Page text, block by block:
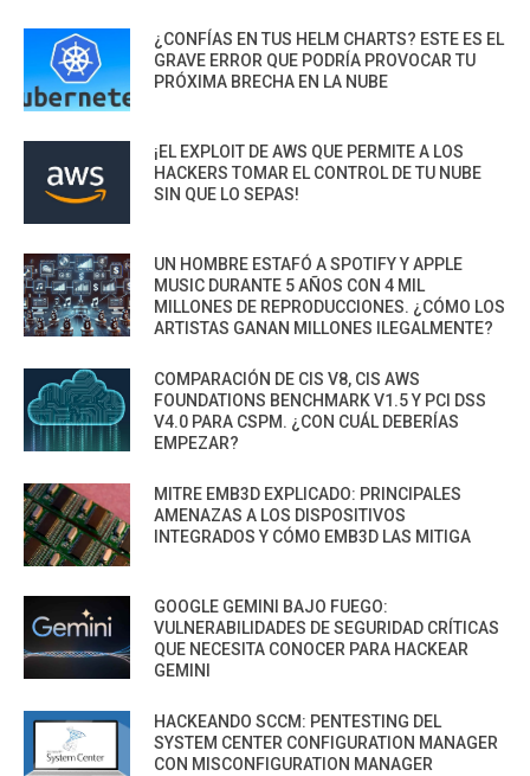
¿CONFÍAS EN TUS HELM CHARTS? ESTE ES EL
GRAVE ERROR QUE PODRÍA PROVOCAR TU
PRÓXIMA BRECHA EN LA NUBE
¡EL EXPLOIT DE AWS QUE PERMITE A LOS
HACKERS TOMAR EL CONTROL DE TU NUBE
SIN QUE LO SEPAS!
UN HOMBRE ESTAFÓ A SPOTIFY Y APPLE
MUSIC DURANTE 5 AÑOS CON 4 MIL
MILLONES DE REPRODUCCIONES. ¿CÓMO LOS
ARTISTAS GANAN MILLONES ILEGALMENTE?
COMPARACIÓN DE CIS V8, CIS AWS
FOUNDATIONS BENCHMARK V1.5 Y PCI DSS
V4.0 PARA CSPM. ¿CON CUÁL DEBERÍAS
EMPEZAR?
MITRE EMB3D EXPLICADO: PRINCIPALES
AMENAZAS A LOS DISPOSITIVOS
INTEGRADOS Y CÓMO EMB3D LAS MITIGA
GOOGLE GEMINI BAJO FUEGO:
VULNERABILIDADES DE SEGURIDAD CRÍTICAS
QUE NECESITA CONOCER PARA HACKEAR
GEMINI
HACKEANDO SCCM: PENTESTING DEL
SYSTEM CENTER CONFIGURATION MANAGER
CON MISCONFIGURATION MANAGER